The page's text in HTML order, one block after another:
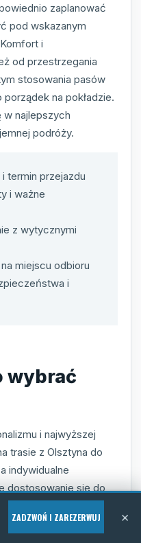
zaplanować
pod wskazanym
i
od przestrzegania
stosowania pasów
na pokładzie.
w najlepszych
podróży.
termin przejazdu
i ważne
z wytycznymi
miejscu odbioru
i
wybrać
i najwyższej
trasie z Olsztyna do
indywidualne
dostosowanie się do
i komfortowych
ZADZWOŃ I ZAREZERWUJ ×